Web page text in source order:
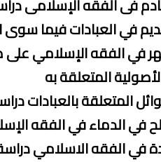
في العبادات فيما سوى
في الفقه الإسلامي
المتعلقة به
المتعلقة بالعبادات
في الدماء في الفقه
في الفقه الاسلامي